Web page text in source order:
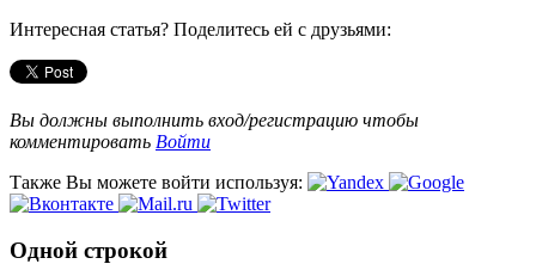
Интересная статья? Поделитесь ей с друзьями:
Вы должны выполнить вход/регистрацию чтобы
комментировать Войти
Также Вы можете войти используя:
Одной строкой